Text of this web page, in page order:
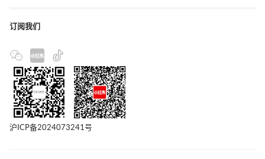
订阅我们
沪ICP备2024073241号